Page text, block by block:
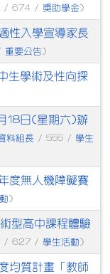
/ 674 / 獎助學金 )
性入學宣導家長
重要公告 )
生學術及性向探
18日(星期六)辦
料組長 / 555 / 學生
度無人機障礙賽
)
型高中課程體驗
/ 627 / 學生活動 )
均質計畫「教師